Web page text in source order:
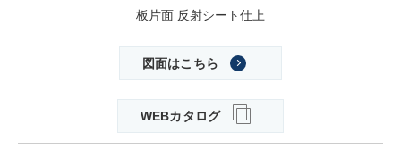
板片面 反射シート仕上
図面はこちら
WEBカタログ